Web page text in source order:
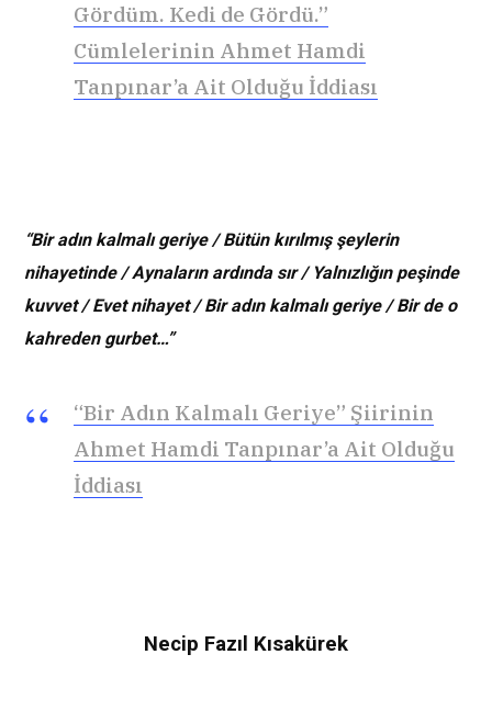
Gördüm. Kedi de Gördü.”
Cümlelerinin Ahmet Hamdi
Tanpınar’a Ait Olduğu İddiası
“Bir adın kalmalı geriye / Bütün kırılmış şeylerin
nihayetinde / Aynaların ardında sır / Yalnızlığın peşinde
kuvvet / Evet nihayet / Bir adın kalmalı geriye / Bir de o
kahreden gurbet…”
“Bir Adın Kalmalı Geriye” Şiirinin
Ahmet Hamdi Tanpınar’a Ait Olduğu
İddiası
Necip Fazıl Kısakürek